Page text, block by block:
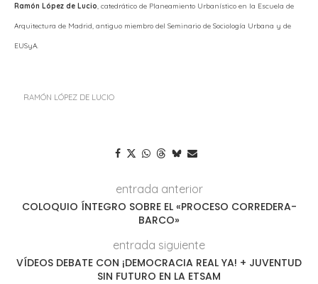
Ramón López de Lucio, catedrático de Planeamiento Urbanístico en la Escuela de
Arquitectura de Madrid, antiguo miembro del Seminario de Sociología Urbana y de
EUSyA.
RAMÓN LÓPEZ DE LUCIO
entrada anterior
COLOQUIO ÍNTEGRO SOBRE EL «PROCESO CORREDERA-
BARCO»
entrada siguiente
VÍDEOS DEBATE CON ¡DEMOCRACIA REAL YA! + JUVENTUD
SIN FUTURO EN LA ETSAM